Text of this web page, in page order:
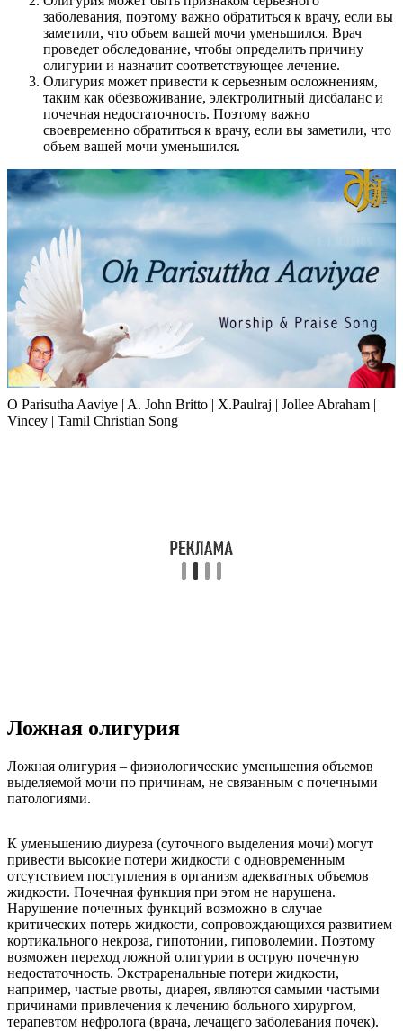
заболевания, поэтому важно обратиться к врачу, если вы
заметили, что объем вашей мочи уменьшился. Врач
проведет обследование, чтобы определить причину
олигурии и назначит соответствующее лечение.
Олигурия может привести к серьезным осложнениям,
таким как обезвоживание, электролитный дисбаланс и
почечная недостаточность. Поэтому важно
своевременно обратиться к врачу, если вы заметили, что
объем вашей мочи уменьшился.
O Parisutha Aaviye | A. John Britto | X.Paulraj | Jollee Abraham |
Vincey | Tamil Christian Song
Ложная олигурия
Ложная олигурия – физиологические уменьшения объемов
выделяемой мочи по причинам, не связанным с почечными
патологиями.
К уменьшению диуреза (суточного выделения мочи) могут
привести высокие потери жидкости с одновременным
отсутствием поступления в организм адекватных объемов
жидкости. Почечная функция при этом не нарушена.
Нарушение почечных функций возможно в случае
критических потерь жидкости, сопровождающихся развитием
кортикального некроза, гипотонии, гиповолемии. Поэтому
возможен переход ложной олигурии в острую почечную
недостаточность. Экстраренальные потери жидкости,
например, частые рвоты, диарея, являются самыми частыми
причинами привлечения к лечению больного хирургом,
терапевтом нефролога (врача, лечащего заболевания почек).